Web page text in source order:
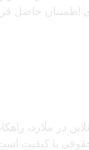
حاصل
در ملارد،
با کیفیت است.